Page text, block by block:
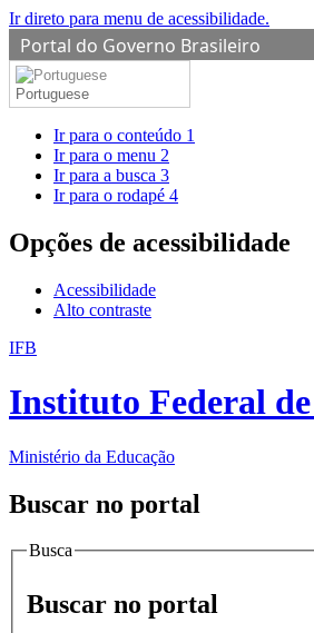
Ir direto para menu de acessibilidade.
Portal do Governo Brasileiro
Portuguese
Ir para o conteúdo 1
Ir para o menu 2
Ir para a busca 3
Ir para o rodapé 4
Opções de acessibilidade
Acessibilidade
Alto contraste
IFB
Instituto Federal
Ministério da Educação
Buscar no portal
Busca
Buscar no portal